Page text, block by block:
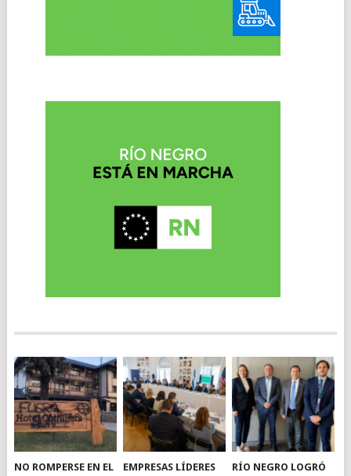
NO ROMPERSE EN EL
EMPRESAS LÍDERES
RÍO NEGRO LOGRÓ